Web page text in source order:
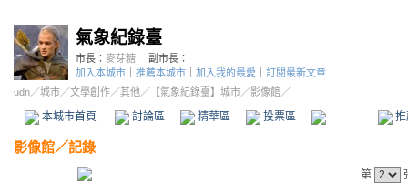
氣象紀錄臺
市長： 麥芽糖
副市長：
加入本城市
推薦本城市 加入我的最愛
訂閱最新文章
udn／城市／文學創作／其他 ／ 【氣象紀錄臺】城市／影像館／
本城市首頁 討論區 精華區 投票區 影像館
影像館／記錄
第